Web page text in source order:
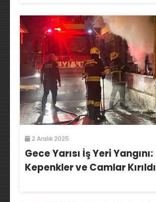
2 Aralık 2025
Gece Yarısı İş Yeri Yangını:
Kepenkler ve Camlar Kırıldı